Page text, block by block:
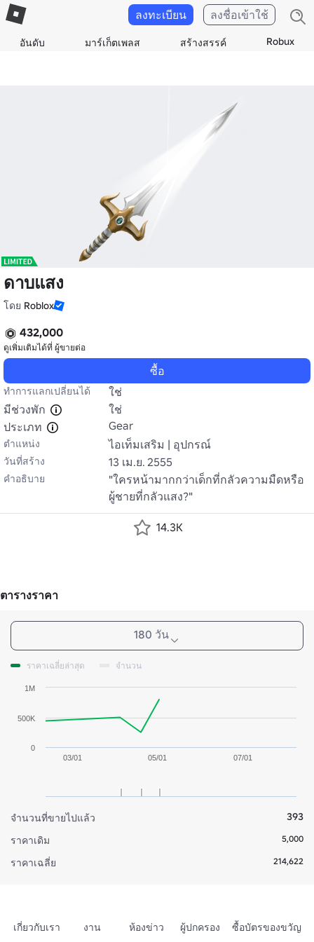
อันดับ มาร์เก็ตเพลส สร้างสรรค์ Robux
ลงทะเบียน ลงชื่อเข้าใช้
ดาบแสง
โดย Roblox
432,000
ดูเพิ่มเติมได้ที่ ผู้ขายต่อ
ซื้อ
ทำการแลกเปลี่ยนได้
ใช่
มีช่วงพัก
ใช่
ประเภท
Gear
ตำแหน่ง ไอเท็มเสริม | อุปกรณ์
วันที่สร้าง 13 เม.ย. 2555
คำอธิบาย
"ใครหน้ามากกว่าเด็กที่กลัวความมืดหรือ
ผู้ชายที่กลัวแสง?"
14.3K
ตารางราคา
180 วัน
ราคาเฉลี่ยล่าสุด จำนวน
03/01 05/01 07/01
0
500K
1M
จำนวนที่ขายไปแล้ว
393
ราคาเดิม
5,000
ราคาเฉลี่ย 214,622
เกี่ยวกับเรา งาน ห้องข่าว ผู้ปกครอง ซื้อบัตรของขวัญ